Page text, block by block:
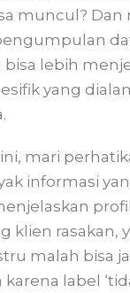
muncul? Dan
bisa lebih
yang
mari
informasi
klien rasakan,
malah bisa
label